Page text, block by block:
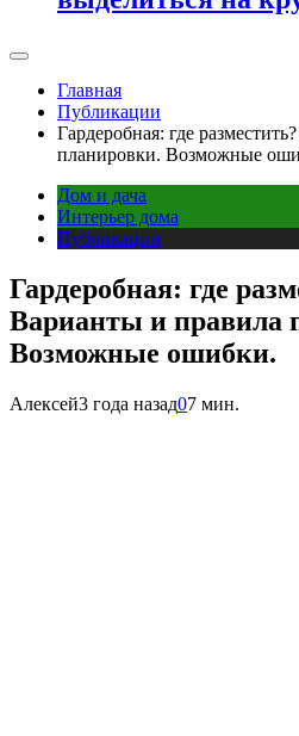
Главная
Публикации
Гардеробная: где
планировки. Возможные
Дом и дача
Интерьер дома
Публикации
Гардеробная: где
Варианты и правила
Возможные ошибки.
Алексей3 года назад07 мин.